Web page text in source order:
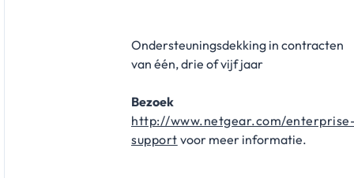
Ondersteuningsdekking in contracten
van één, drie of vijf jaar
Bezoek
http://www.netgear.com/
support voor meer informatie.